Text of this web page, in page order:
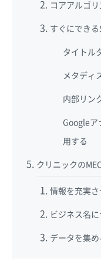
コアアルゴ
すぐにできる
タイトル
メタディ
内部リン
Googleア
用する
クリニックの
情報を充実さ
ビジネス名
データを集